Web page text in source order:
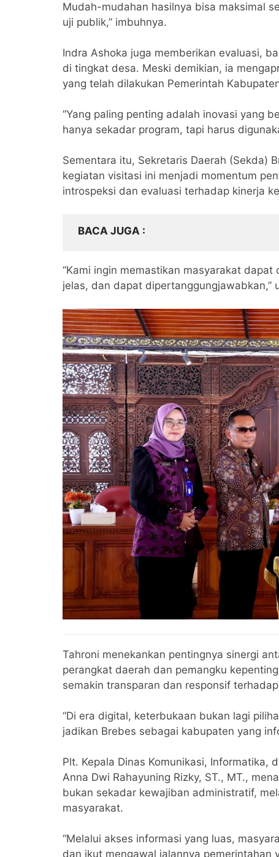
Mudah-mudahan hasilnya bisa maksimal
uji publik,” imbuhnya.
Indra Ashoka juga memberikan evaluasi,
di tingkat desa. Meski demikian, ia
yang telah dilakukan Pemerintah
“Yang paling penting adalah inovasi yang
hanya sekadar program, tapi harus
Sementara itu, Sekretaris Daerah (Sekda)
kegiatan visitasi ini menjadi momentum
introspeksi dan evaluasi terhadap kinerja
BACA JUGA
“Kami ingin memastikan masyarakat
jelas, dan dapat dipertanggungjawabkan,”
Tahroni menekankan pentingnya sinergi
perangkat daerah dan pemangku
semakin transparan dan responsif
“Di era digital, keterbukaan bukan lagi
jadikan Brebes sebagai kabupaten yang
Plt. Kepala Dinas Komunikasi, Informatika,
Anna Dwi Rahayuning Rizky, ST., MT.,
bukan sekadar kewajiban administratif,
masyarakat.
“Melalui akses informasi yang luas,
dan ikut mengawal jalannya pemerintahan